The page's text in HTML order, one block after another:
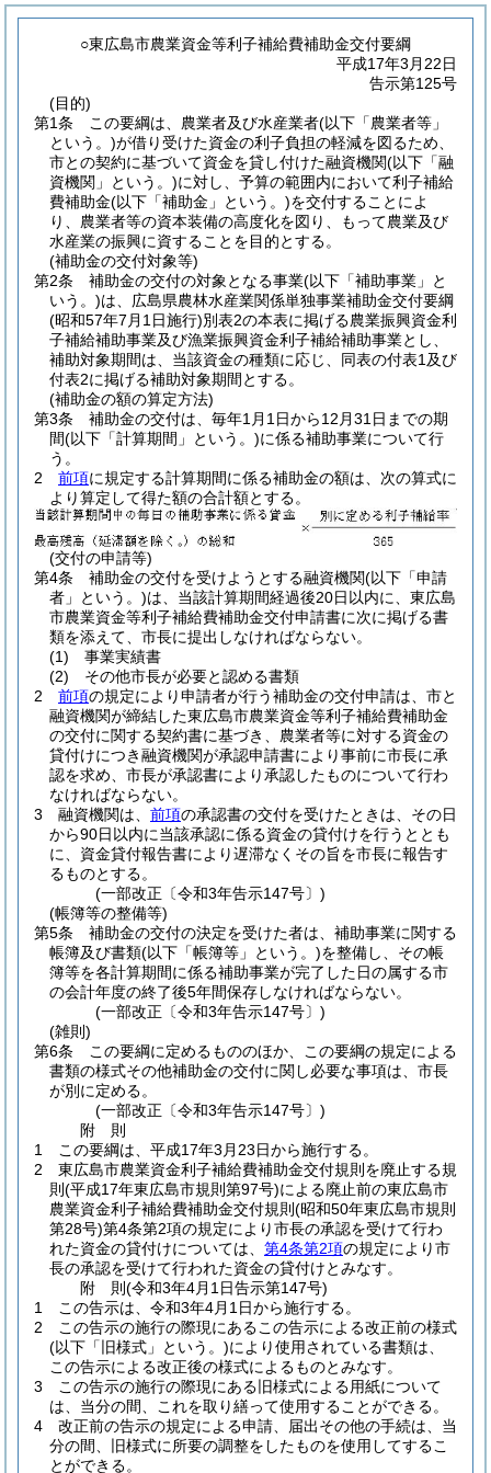
○東広島市農業資金等利子補給費補助金交付要綱
平成17年3月22日
告示第125号
(目的)
第1条
この要綱は、農業者及び水産業者(以下「農業者等」
という。)が借り受けた資金の利子負担の軽減を図るため、
市との契約に基づいて資金を貸し付けた融資機関(以下「融
資機関」という。)に対し、予算の範囲内において利子補給
費補助金(以下「補助金」という。)を交付することによ
り、農業者等の資本装備の高度化を図り、もって農業及び
水産業の振興に資することを目的とする。
(補助金の交付対象等)
第2条
補助金の交付の対象となる事業(以下「補助事業」と
いう。)は、広島県農林水産業関係単独事業補助金交付要綱
(昭和57年7月1日施行)別表2の本表に掲げる農業振興資金利
子補給補助事業及び漁業振興資金利子補給補助事業とし、
補助対象期間は、当該資金の種類に応じ、同表の付表1及び
付表2に掲げる補助対象期間とする。
(補助金の額の算定方法)
第3条
補助金の交付は、毎年1月1日から12月31日までの期
間(以下「計算期間」という。)に係る補助事業について行
う。
2
前項に規定する計算期間に係る補助金の額は、次の算式に
より算定して得た額の合計額とする。
(交付の申請等)
第4条
補助金の交付を受けようとする融資機関(以下「申請
者」という。)は、当該計算期間経過後20日以内に、東広島
市農業資金等利子補給費補助金交付申請書に次に掲げる書
類を添えて、市長に提出しなければならない。
(1)
事業実績書
(2)
その他市長が必要と認める書類
2
前項の規定により申請者が行う補助金の交付申請は、市と
融資機関が締結した東広島市農業資金等利子補給費補助金
の交付に関する契約書に基づき、農業者等に対する資金の
貸付けにつき融資機関が承認申請書により事前に市長に承
認を求め、市長が承認書により承認したものについて行わ
なければならない。
3
融資機関は、 前項の承認書の交付を受けたときは、その日
から90日以内に当該承認に係る資金の貸付けを行うととも
に、資金貸付報告書により遅滞なくその旨を市長に報告す
るものとする。
(一部改正〔令和3年告示147号〕)
(帳簿等の整備等)
第5条
補助金の交付の決定を受けた者は、補助事業に関する
帳簿及び書類(以下「帳簿等」という。)を整備し、その帳
簿等を各計算期間に係る補助事業が完了した日の属する市
の会計年度の終了後5年間保存しなければならない。
(一部改正〔令和3年告示147号〕)
(雑則)
第6条
この要綱に定めるもののほか、この要綱の規定による
書類の様式その他補助金の交付に関し必要な事項は、市長
が別に定める。
(一部改正〔令和3年告示147号〕)
附 則
1
この要綱は、平成17年3月23日から施行する。
2
東広島市農業資金利子補給費補助金交付規則を廃止する規
則 (平成17年東広島市規則第97号)による廃止前の東広島市
農業資金利子補給費補助金交付規則 (昭和50年東広島市規則
第28号)第4条第2項の規定により市長の承認を受けて行わ
れた資金の貸付けについては、 第4条第2項の規定により市
長の承認を受けて行われた資金の貸付けとみなす。
附 則(令和3年4月1日告示第147号)
1
この告示は、令和3年4月1日から施行する。
2
この告示の施行の際現にあるこの告示による改正前の様式
(以下「旧様式」という。)により使用されている書類は、
この告示による改正後の様式によるものとみなす。
3
この告示の施行の際現にある旧様式による用紙について
は、当分の間、これを取り繕って使用することができる。
4
改正前の告示の規定による申請、届出その他の手続は、当
分の間、旧様式に所要の調整をしたものを使用してするこ
とができる。